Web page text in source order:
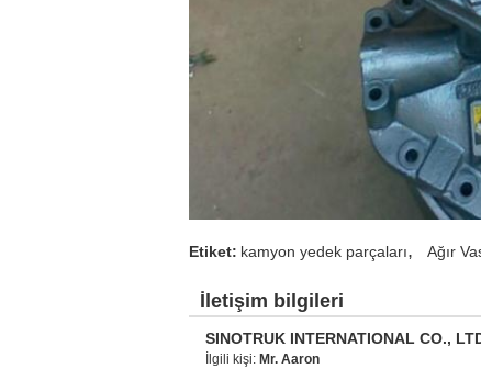
Etiket: kamyon yedek parçaları, Ağır
İletişim bilgileri
SINOTRUK INTERNATIONAL CO.,
İlgili kişi: Mr. Aaron